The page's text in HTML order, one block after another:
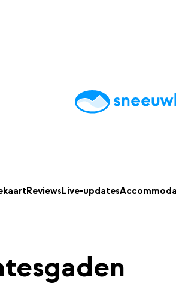
AccommodatiesTips
ReviewsLive-updates